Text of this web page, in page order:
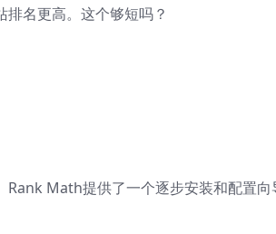
名更高。这个够短吗？
Rank Math提供了一个逐步安装和配置